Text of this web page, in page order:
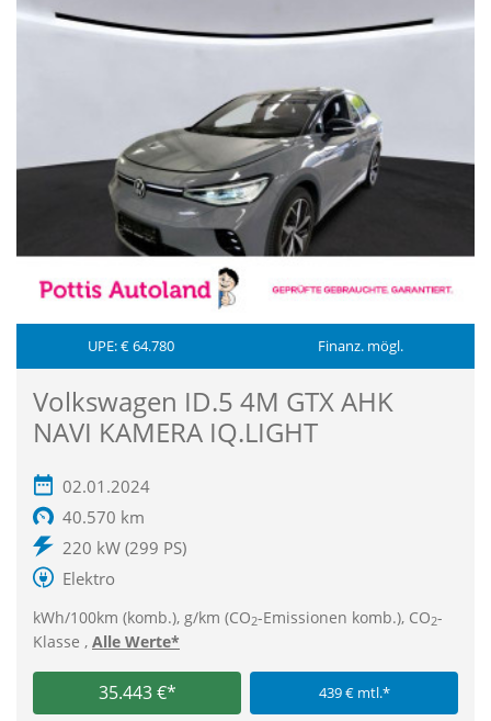
UPE: € 64.780 Finanz. mögl.
Volkswagen ID.5 4M GTX AHK
NAVI KAMERA IQ.LIGHT
02.01.2024
40.570 km
220 kW (299 PS)
Elektro
kWh/100km (komb.), g/km (CO2-Emissionen komb.), CO2-
Klasse , Alle Werte*
35.443 €* 439 € mtl.*